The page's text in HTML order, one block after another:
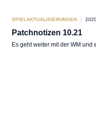
SPIELAKTUALISIERUNGEN
Patchnotizen 10.21
Es geht weiter mit der WM und